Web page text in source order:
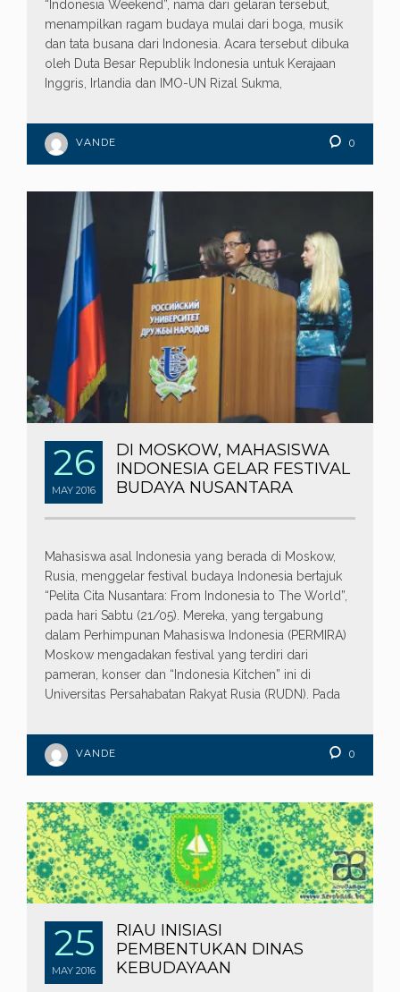
“Indonesia Weekend”, nama dari gelaran tersebut,
menampilkan ragam budaya mulai dari boga, musik
dan tata busana dari Indonesia. Acara tersebut dibuka
oleh Duta Besar Republik Indonesia untuk Kerajaan
Inggris, Irlandia dan IMO-UN Rizal Sukma,
VANDE 0
26
MAY 2016
DI MOSKOW, MAHASISWA
INDONESIA GELAR FESTIVAL
BUDAYA NUSANTARA
Mahasiswa asal Indonesia yang berada di Moskow,
Rusia, menggelar festival budaya Indonesia bertajuk
“Pelita Cita Nusantara: From Indonesia to The World”,
pada hari Sabtu (21/05). Mereka, yang tergabung
dalam Perhimpunan Mahasiswa Indonesia (PERMIRA)
Moskow mengadakan festival yang terdiri dari
pameran, konser dan “Indonesia Kitchen” ini di
Universitas Persahabatan Rakyat Rusia (RUDN). Pada
VANDE 0
25
MAY 2016
RIAU INISIASI
PEMBENTUKAN DINAS
KEBUDAYAAN